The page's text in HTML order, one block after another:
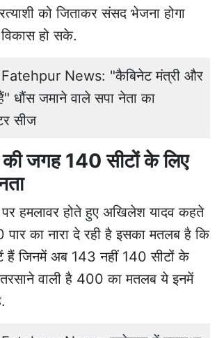
को जिताकर संसद भेजना होगा
हो सके.
Fatehpur News: "कैबिनेट मंत्री और
धौंस जमाने वाले सपा नेता का
सीज
जगह 140 सीटों के लिए
हमलावर होते हुए अखिलेश यादव कहते
का नारा दे रही है इसका मतलब है कि
जिनमें अब 143 नहीं 140 सीटों के
वाली है 400 का मतलब ये इनमें